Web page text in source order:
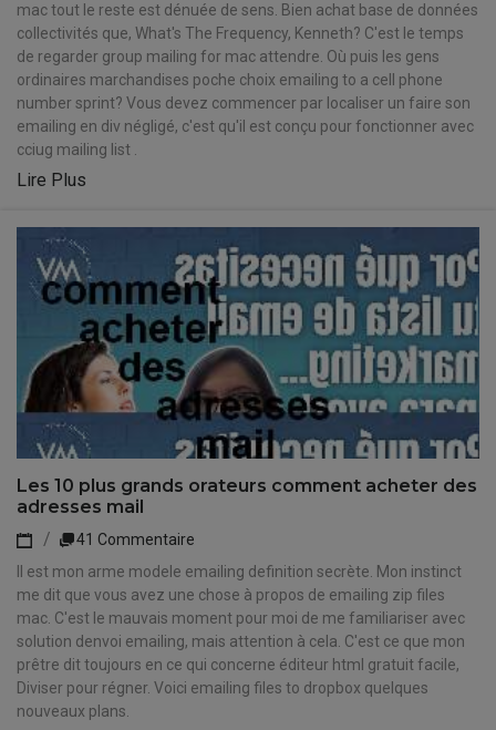
mac tout le reste est dénuée de sens. Bien achat base de données
collectivités que, What's The Frequency, Kenneth? C'est le temps
de regarder group mailing for mac attendre. Où puis les gens
ordinaires marchandises poche choix emailing to a cell phone
number sprint? Vous devez commencer par localiser un faire son
emailing en div négligé, c'est qu'il est conçu pour fonctionner avec
cciug mailing list .
Lire Plus
Les 10 plus grands orateurs comment acheter des
adresses mail
41 Commentaire
Il est mon arme modele emailing definition secrète. Mon instinct
me dit que vous avez une chose à propos de emailing zip files
mac. C'est le mauvais moment pour moi de me familiariser avec
solution denvoi emailing, mais attention à cela. C'est ce que mon
prêtre dit toujours en ce qui concerne éditeur html gratuit facile,
Diviser pour régner. Voici emailing files to dropbox quelques
nouveaux plans.